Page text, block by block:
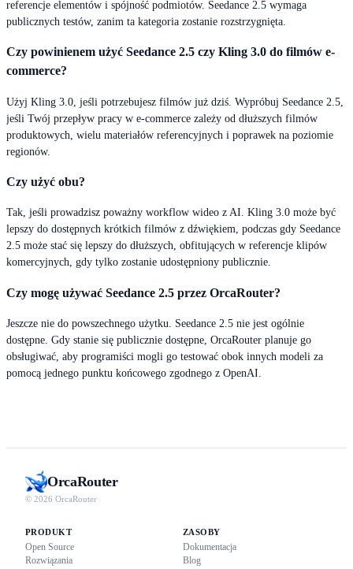
referencje elementów i spójność podmiotów. Seedance 2.5 wymaga
publicznych testów, zanim ta kategoria zostanie rozstrzygnięta.
Czy powinienem użyć Seedance 2.5 czy Kling 3.0 do filmów e-
commerce?
Użyj Kling 3.0, jeśli potrzebujesz filmów już dziś. Wypróbuj Seedance 2.5,
jeśli Twój przepływ pracy w e-commerce zależy od dłuższych filmów
produktowych, wielu materiałów referencyjnych i poprawek na poziomie
regionów.
Czy użyć obu?
Tak, jeśli prowadzisz poważny workflow wideo z AI. Kling 3.0 może być
lepszy do dostępnych krótkich filmów z dźwiękiem, podczas gdy Seedance
2.5 może stać się lepszy do dłuższych, obfitujących w referencje klipów
komercyjnych, gdy tylko zostanie udostępniony publicznie.
Czy mogę używać Seedance 2.5 przez OrcaRouter?
Jeszcze nie do powszechnego użytku. Seedance 2.5 nie jest ogólnie
dostępne. Gdy stanie się publicznie dostępne, OrcaRouter planuje go
obsługiwać, aby programiści mogli go testować obok innych modeli za
pomocą jednego punktu końcowego zgodnego z OpenAI.
OrcaRouter
© 2026 OrcaRouter
PRODUKT
Open Source
Rozwiązania
ZASOBY
Dokumentacja
Blog